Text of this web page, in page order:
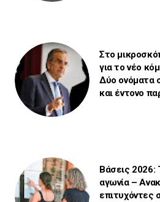
Στο
για το νέο
Δύο ονόματα
και έντονο
Βάσεις 2026:
αγωνία –
επιτυχόντες